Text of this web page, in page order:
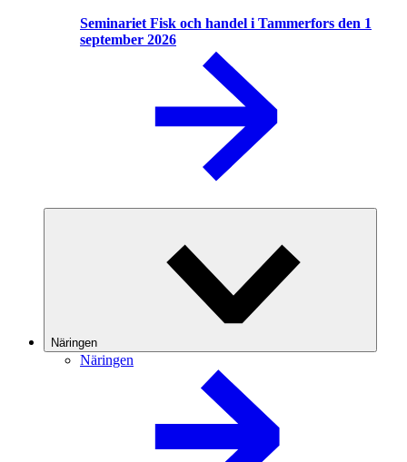
Seminariet Fisk och handel i Tammerfors den 1
september 2026
Näringen
Näringen